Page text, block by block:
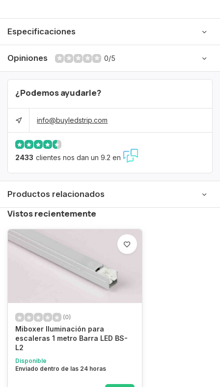
Especificaciones
Opiniones 0/5
¿Podemos ayudarle?
info@buyledstrip.com
2433 clientes nos dan un 9.2 en
Productos relacionados
Vistos recientemente
(0)
Miboxer Iluminación para
escaleras 1 metro Barra LED BS-
L2
Disponible
Enviado dentro de las 24 horas